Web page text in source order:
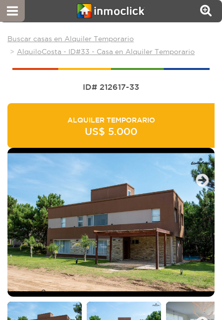
Buscar casas en Alquiler Temporario
AlquiloCosta - ID#33 - Casa en Alquiler Temporario
ID# 212617-33
ALQUILER TEMPORARIO
US$ 5.000
Imagen_2
Next